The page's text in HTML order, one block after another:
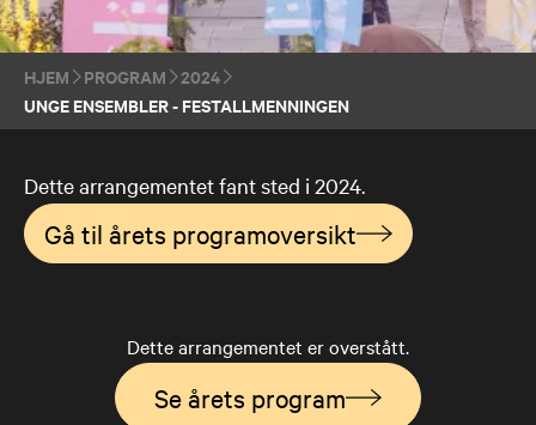
HJEM PROGRAM
2024
UNGE ENSEMBLER - FESTALLMENNINGEN
Dette arrangementet fant sted i 2024.
Gå til årets programoversikt
Dette arrangementet er overstått.
Se årets program